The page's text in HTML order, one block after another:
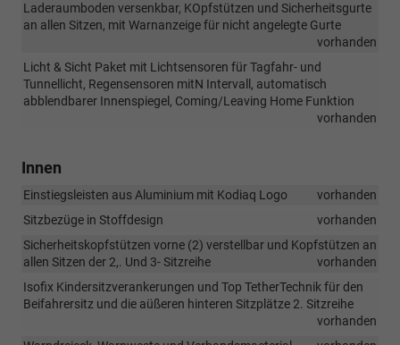
Laderaumboden versenkbar, KOpfstützen und Sicherheitsgurte
an allen Sitzen, mit Warnanzeige für nicht angelegte Gurte
vorhanden
Licht & Sicht Paket mit Lichtsensoren für Tagfahr- und
Tunnellicht, Regensensoren mitN Intervall, automatisch
abblendbarer Innenspiegel, Coming/Leaving Home Funktion
vorhanden
Innen
Einstiegsleisten aus Aluminium mit Kodiaq Logo
vorhanden
Sitzbezüge in Stoffdesign
vorhanden
Sicherheitskopfstützen vorne (2) verstellbar und Kopfstützen an
allen Sitzen der 2,. Und 3- Sitzreihe
vorhanden
Isofix Kindersitzverankerungen und Top TetherTechnik für den
Beifahrersitz und die aüßeren hinteren Sitzplätze 2. Sitzreihe
vorhanden